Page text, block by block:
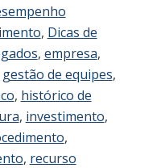
, Dicas de
, empresa,
gestão de equipes,
, histórico de
, investimento,
,
, recurso